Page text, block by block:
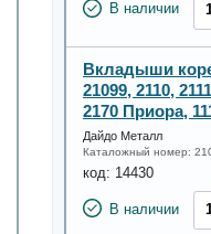
В наличии
Вкладыши
21099, 2110,
2170 Приора,
Дайдо Металл
Каталожный номер:
код: 14430
В наличии